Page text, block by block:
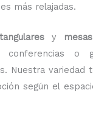
más relajadas.
y
conferencias o
Nuestra variedad
según el